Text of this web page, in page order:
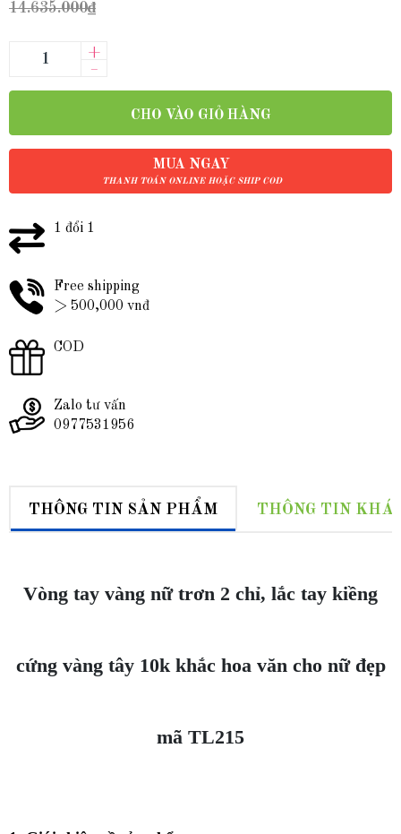
14.635.000₫
–
+
CHO VÀO GIỎ HÀNG
MUA NGAY
THANH TOÁN ONLINE HOẶC SHIP COD
1 đổi 1
Free shipping
> 500,000 vnđ
COD
Zalo tư vấn
0977531956
THÔNG TIN SẢN PHẨM THÔNG TIN
Vòng tay vàng nữ trơn 2 chỉ, lắc tay kiềng
cứng vàng tây 10k khắc hoa văn cho nữ đẹp
mã TL215